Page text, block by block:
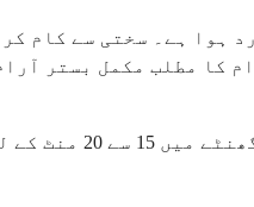
ہوا ہے۔ سختی سے کام
کا مطلب مکمل بستر
پہلے 48